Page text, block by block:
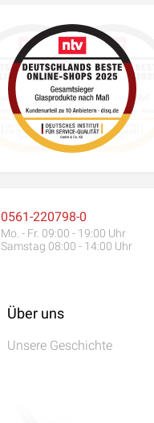
0561-220798-0
Mo. - Fr. 09:00 - 19:00 Uhr
Samstag 08:00 - 14:00 Uhr
Über uns
Unsere Geschichte